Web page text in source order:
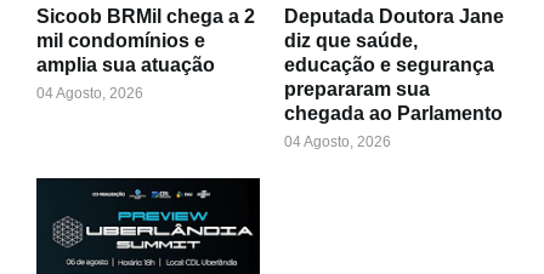
Sicoob BRMil chega a 2
mil condomínios e
amplia sua atuação
04 Agosto, 2026
Deputada Doutora Jane
diz que saúde,
educação e segurança
prepararam sua
chegada ao Parlamento
04 Agosto, 2026